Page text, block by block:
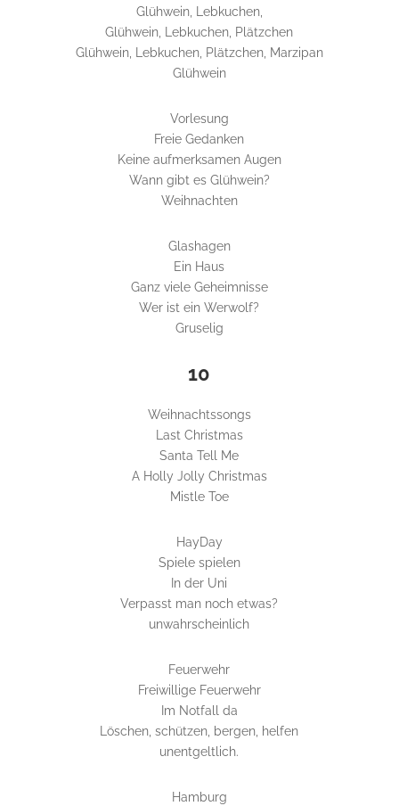
Glühwein, Lebkuchen,
Glühwein, Lebkuchen, Plätzchen
Glühwein, Lebkuchen, Plätzchen, Marzipan
Glühwein
Vorlesung
Freie Gedanken
Keine aufmerksamen Augen
Wann gibt es Glühwein?
Weihnachten
Glashagen
Ein Haus
Ganz viele Geheimnisse
Wer ist ein Werwolf?
Gruselig
10
Weihnachtssongs
Last Christmas
Santa Tell Me
A Holly Jolly Christmas
Mistle Toe
HayDay
Spiele spielen
In der Uni
Verpasst man noch etwas?
unwahrscheinlich
Feuerwehr
Freiwillige Feuerwehr
Im Notfall da
Löschen, schützen, bergen, helfen
unentgeltlich.
Hamburg